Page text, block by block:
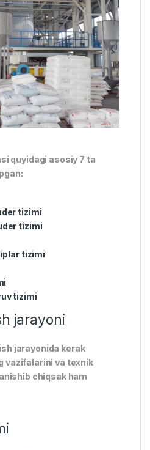
quyidagi asosiy 7 ta
tizimi
tizimi
tizimi
tizimi
jarayoni
jarayonida kerak
vazifalarini va texnik
chiqsak ham